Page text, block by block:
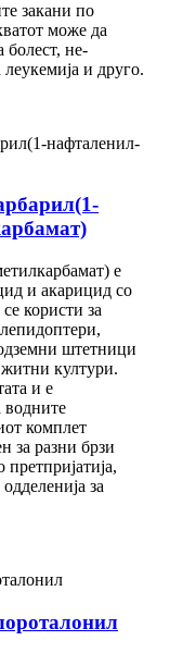
закани по
може да
болест, не-
и друго.
е
и акарицид со
користи за
штетници
култури.
и е
водните
комплет
за разни брзи
за